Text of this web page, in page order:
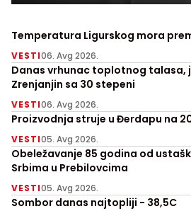
Temperatura Ligurskog mora
VESTI06. Avg 2026.
Danas vrhunac toplotnog talasa,
Zrenjanjin sa 30 stepeni
VESTI06. Avg 2026.
Proizvodnja struje u Đerdapu na
VESTI05. Avg 2026.
Obeležavanje 85 godina od
Srbima u Prebilovcima
VESTI05. Avg 2026.
Sombor danas najtopliji - 38,5C